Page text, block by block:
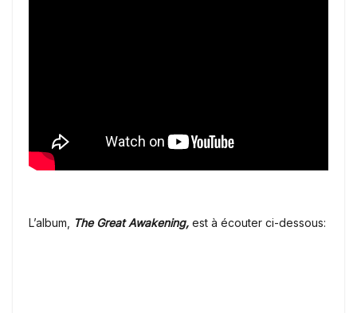
L’album, The Great Awakening, est à écouter ci-dessous: